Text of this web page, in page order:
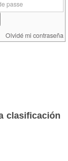
clasificación
Olvidé mi contraseña